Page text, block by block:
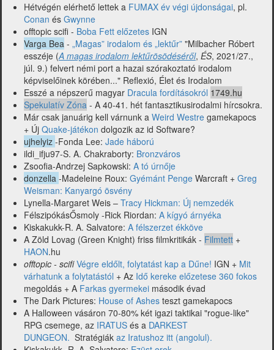
Hétvégén elérhető lettek a FUMAX év végi újdonságai, pl.
Conan és Gwynne
offtopic scifi - Boba Fett előzetes IGN
Varga Bea - „Magas” irodalom és „lektűr” "Milbacher Róbert
esszéje (A magas irodalom lektűrösödéséről, ÉS, 2021/27.,
júl. 9.) felvert némi port a hazai szórakoztató irodalom
képviselőinek körében..." Reflexió, Élet és Irodalom
Esszé a népszerű magyar Dracula fordításokról 1749.hu
Spekulatív Zóna - A 40-41. hét fantasztikusirodalmi hírcsokra.
Már csak januárig kell várnunk a Weird Westre gamekapocs
+ Új Quake-játékon dolgozik az id Software?
ujhelyiz -Fonda Lee: Jade háború
ildi_ifju97-S. A. Chakraborty: Bronzváros
Zsoofia-Andrzej Sapkowski: A tó úrnője
donzella -Madeleine Roux: Gyémánt Penge Warcraft + Greg
Weisman: Kanyargó ösvény
Lynella-Margaret Weis – Tracy Hickman: Új nemzedék
FélszipókásŐsmoly -Rick Riordan: A kígyó árnyéka
Kiskakukk-R. A. Salvatore: A félszerzet ékköve
A Zöld Lovag (Green Knight) friss filmkritikák - Filmtett +
HAON.hu
offtopic - scifiVégre eldőlt, folytatást kap a Dűne! IGN + Mit
várhatunk a folytatástól + Az Idő kereke előzetese 360 fokos
megoldás + A Farkas gyermekei második évad
The Dark Pictures: House of Ashes teszt gamekapocs
A Halloween vásáron 70-80% két igazi taktikai "rogue-like"
RPG csemege, az IRATUS és a DARKEST
DUNGEON. Stratégiák az Iratushoz itt (angolul).